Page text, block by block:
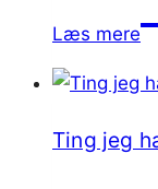
Læs mere8
Ting jeg